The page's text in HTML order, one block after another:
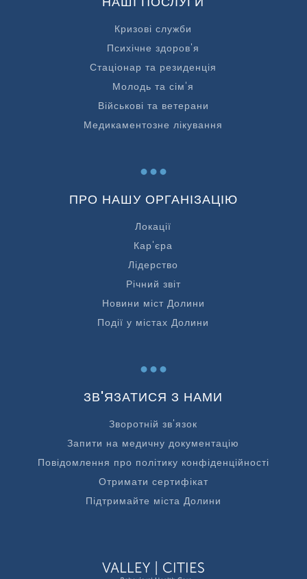
Кризові служби
Психічне здоров'я
Стаціонар та резиденція
Молодь та сім'я
Військові та ветерани
Медикаментозне лікування
...
ПРО НАШУ ОРГАНІЗАЦІЮ
Локації
Кар'єра
Лідерство
Річний звіт
Новини міст Долини
Події у містах Долини
...
ЗВ'ЯЗАТИСЯ З НАМИ
Зворотній зв'язок
Запити на медичну документацію
Повідомлення про політику конфіденційності
Отримати сертифікат
Підтримайте міста Долини